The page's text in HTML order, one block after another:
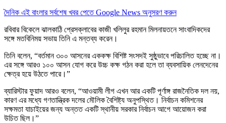
দৈনিক এই বাংলার সর্বশেষ খবর পেতে Google News অনুসরণ করুন
রবিবার বিকেলে ঝালকাঠি প্রেসক্লাবের কাজী খলিলুর রহমান মিলনায়তনে সাংবাদিকদের
সঙ্গে মতবিনিময় সভায় তিনি এ মন্তব্য করেন।
তিনি বলেন, “বর্তমান ৩০০ আসনের এককক্ষ বিশিষ্ট সংসদই সুষ্ঠুভাবে পরিচালিত হচ্ছে না।
এর সঙ্গে আরও ১০০ আসন যোগ করে উচ্চ কক্ষ গঠন করা হলে তা ব্যবসায়িক লেনদেনের
ক্ষেত্র হয়ে উঠতে পারে।”
ব্যারিস্টার ফুয়াদ আরও বলেন, “আওয়ামী লীগ এখন আর একটি পূর্ণাঙ্গ রাজনৈতিক দল নয়,
কারণ এর মধ্যে গণতান্ত্রিক দলের মৌলিক বৈশিষ্ট্য অনুপস্থিত। নির্বাচন কমিশনের
সক্ষমতা যাচাইয়ের জন্য অন্তত একটি স্থানীয় সরকার নির্বাচন আগে আয়োজন করা
উচিত ছিল।”